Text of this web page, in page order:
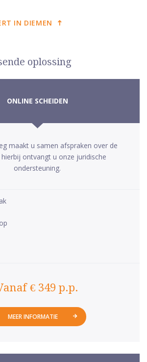
IN DIEMEN
oplossing
ONLINE SCHEIDEN
maakt u samen afspraken over de
hierbij ontvangt u onze juridische
ondersteuning.
€ 349 p.p.
MEER INFORMATIE